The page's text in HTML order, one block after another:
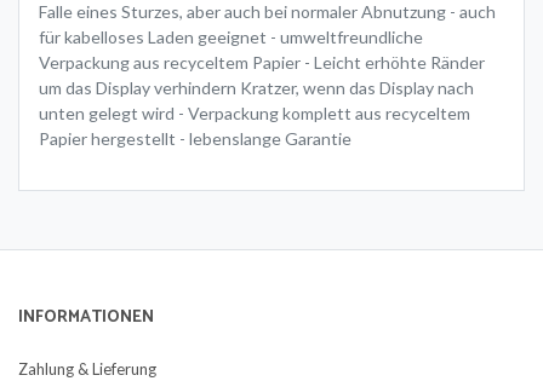
Falle eines Sturzes, aber auch bei normaler Abnutzung - auch
für kabelloses Laden geeignet - umweltfreundliche
Verpackung aus recyceltem Papier - Leicht erhöhte Ränder
um das Display verhindern Kratzer, wenn das Display nach
unten gelegt wird - Verpackung komplett aus recyceltem
Papier hergestellt - lebenslange Garantie
INFORMATIONEN
Zahlung & Lieferung